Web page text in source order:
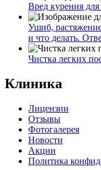
Вред курения
Ушиб,
и что делать.
Чистка легких
Клиника
Лицензии
Отзывы
Фотогалерея
Новости
Акции
Политика